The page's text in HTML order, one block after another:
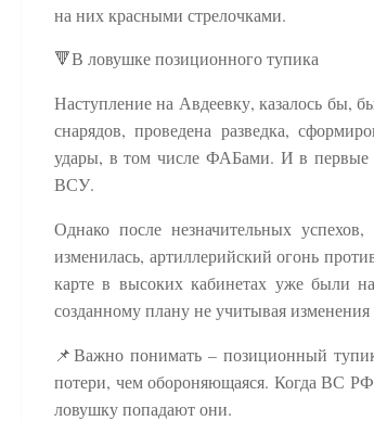
на них красными стрелочками.
🔻В ловушке позиционного тупика
Наступление на Авдеевку, казалось бы,
снарядов, проведена разведка,
удары, в том числе ФАБами. И в первые
ВСУ.
Однако после незначительных
изменилась, артиллерийский огонь
карте в высоких кабинетах уже были
созданному плану не учитывая
📌Важно понимать – позиционный тупик
потери, чем обороняющаяся. Когда ВС
ловушку попадают они.